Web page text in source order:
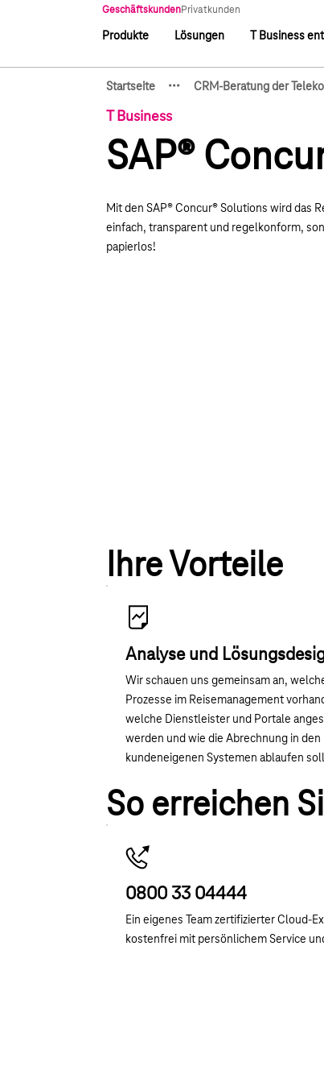
GeschäftskundenPrivatkunden
Hauptnavigation
Produkte Lösungen T Business
Startseite
Zeige verborgene
··· CRM-Beratung der
T Business
SAP®
Mit den SAP® Concur® Solutions wird das
einfach, transparent und regelkonform,
papierlos!
Ihre Vorteile
Analyse und
Wir schauen uns gemeinsam an,
Prozesse im Reisemanagement
welche Dienstleister und Portale
werden und wie die Abrechnung in den
kundeneigenen Systemen ablaufen
So erreichen
0800 33 04444
Ein eigenes Team zertifizierter Cloud-
kostenfrei mit persönlichem Service